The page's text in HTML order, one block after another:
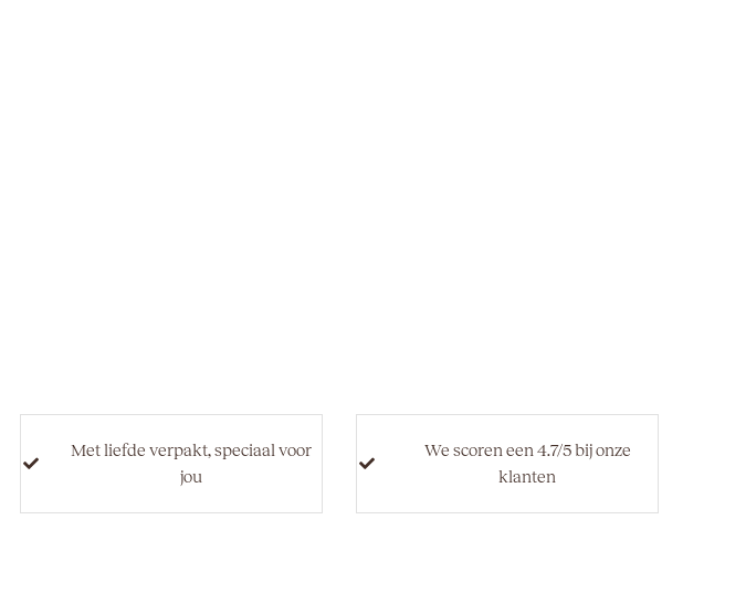
Met liefde verpakt, speciaal voor
jou
We scoren een 4.7/5 bij onze
klanten